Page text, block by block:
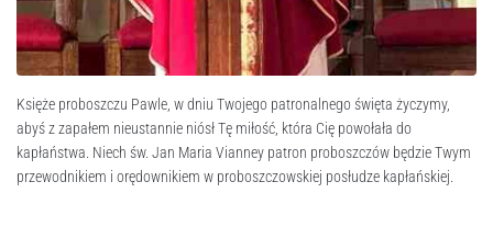
Księże proboszczu Pawle, w dniu Twojego patronalnego święta życzymy,
abyś z zapałem nieustannie niósł Tę miłość, która Cię powołała do
kapłaństwa. Niech św. Jan Maria Vianney patron proboszczów będzie Twym
przewodnikiem i orędownikiem w proboszczowskiej posłudze kapłańskiej.